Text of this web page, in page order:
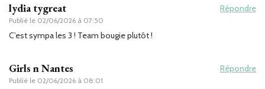
lydia tygreat
Publié le 02/06/2026 à 07:50
Répondre
C’est sympa les 3 ! Team bougie plutôt !
Girls n Nantes
Publié le 02/06/2026 à 08:01
Répondre